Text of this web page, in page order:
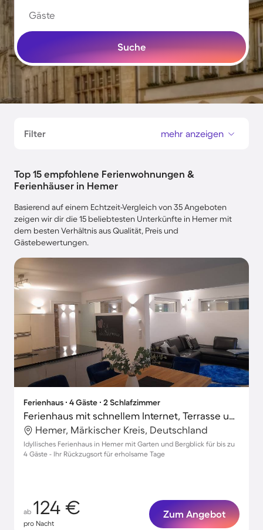
Gäste
Suche
Filter mehr anzeigen
Top 15 empfohlene Ferienwohnungen &
Ferienhäuser in Hemer
Basierend auf einem Echtzeit-Vergleich von 35 Angeboten
zeigen wir dir die 15 beliebtesten Unterkünfte in Hemer mit
dem besten Verhältnis aus Qualität, Preis und
Gästebewertungen.
Ferienhaus ∙ 4 Gäste ∙ 2 Schlafzimmer
Ferienhaus mit schnellem Internet, Terrasse und Garten | Bergblick
Hemer, Märkischer Kreis, Deutschland
Idyllisches Ferienhaus in Hemer mit Garten und Bergblick für bis zu
4 Gäste - Ihr Rückzugsort für erholsame Tage
ab 124 €
pro Nacht
Zum Angebot